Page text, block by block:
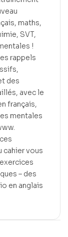
maths,
SVT,
!
rappels
des
avec le
français,
mentales
cahier vous
– des
en anglais